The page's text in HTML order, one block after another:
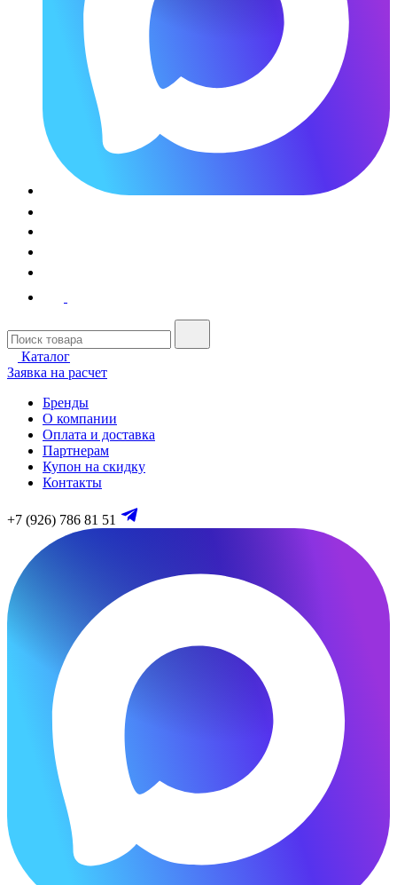
Каталог
Заявка на расчет
Бренды
О компании
Оплата и доставка
Партнерам
Купон на скидку
Контакты
+7 (926) 786 81 51